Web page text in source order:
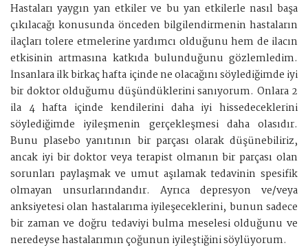
Hastaları yaygın yan etkiler ve bu yan etkilerle nasıl başa
çıkılacağı konusunda önceden bilgilendirmenin hastaların
ilaçları tolere etmelerine yardımcı olduğunu hem de ilacın
etkisinin artmasına katkıda bulunduğunu gözlemledim.
İnsanlara ilk birkaç hafta içinde ne olacağını söylediğimde iyi
bir doktor olduğumu düşündüklerini sanıyorum. Onlara 2
ila 4 hafta içinde kendilerini daha iyi hissedeceklerini
söylediğimde iyileşmenin gerçekleşmesi daha olasıdır.
Bunu plasebo yanıtının bir parçası olarak düşünebiliriz,
ancak iyi bir doktor veya terapist olmanın bir parçası olan
sorunları paylaşmak ve umut aşılamak tedavinin spesifik
olmayan unsurlarındandır. Ayrıca depresyon ve/veya
anksiyetesi olan hastalarıma iyileşeceklerini, bunun sadece
bir zaman ve doğru tedaviyi bulma meselesi olduğunu ve
neredeyse hastalarımın çoğunun iyileştiğini söylüyorum.